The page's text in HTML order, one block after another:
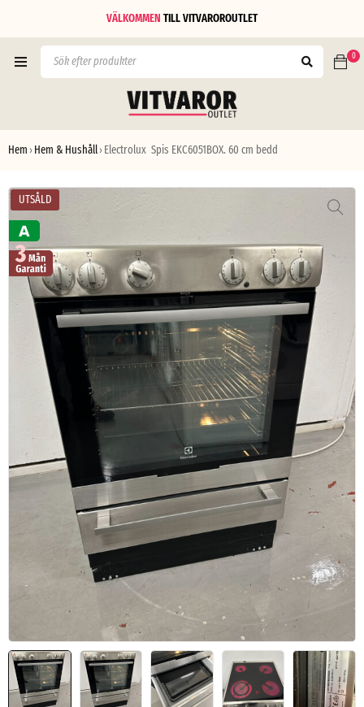
VÄLKOMMEN TILLVITVAROROUTLET
0
Hem › Hem & Hushåll › Electrolux Spis EKC6051BOX. 60 cm bedd
UTSÅLD